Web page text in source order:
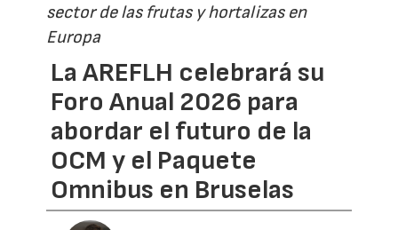
sector de las frutas y hortalizas en
Europa
La AREFLH celebrará su
Foro Anual 2026 para
abordar el futuro de la
OCM y el Paquete
Omnibus en Bruselas